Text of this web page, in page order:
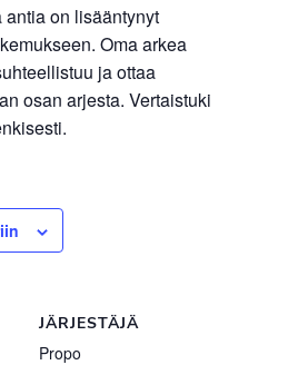
on lisääntynyt
Oma arkea
ja ottaa
osan arjesta. Vertaistuki
JÄRJESTÄJÄ
Propo